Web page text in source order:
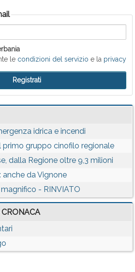
le condizioni del servizio e la privacy
idrica e incendi
primo gruppo cinofilo regionale
dalla Regione oltre 9,3 milioni
anche da Vignone
- RINVIATO